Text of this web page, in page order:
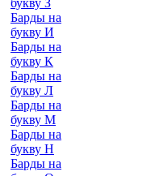
букву З
Барды на
букву И
Барды на
букву К
Барды на
букву Л
Барды на
букву М
Барды на
букву Н
Барды на